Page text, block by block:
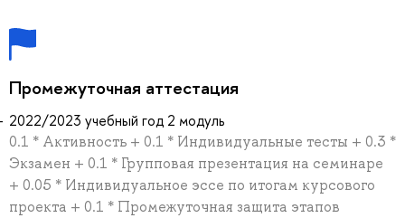
Промежуточная аттестация
2022/2023 учебный год 2 модуль
0.1 * Активность + 0.1 * Индивидуальные тесты + 0.3 *
Экзамен + 0.1 * Групповая презентация на семинаре
+ 0.05 * Индивидуальное эссе по итогам курсового
проекта + 0.1 * Промежуточная защита этапов